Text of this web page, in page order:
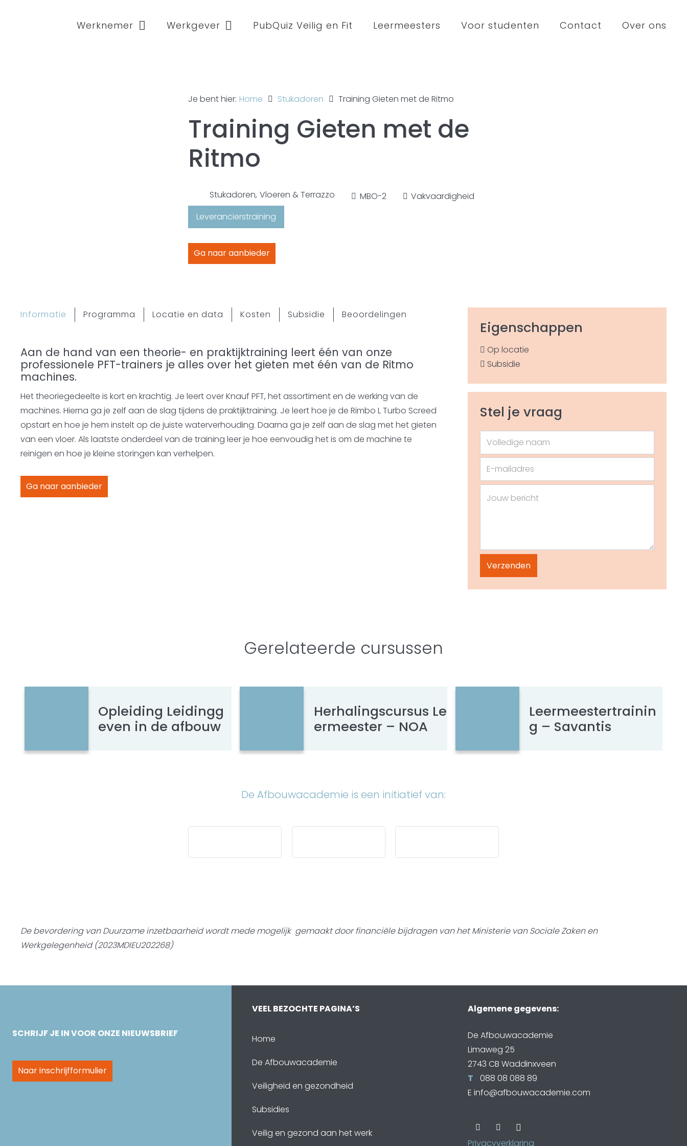
Werknemer Werkgever PubQuiz Veilig en Fit Leermeesters Voor studenten Contact Over ons
Je bent hier: Home Stukadoren Training Gieten met de Ritmo
Training Gieten met de
Ritmo
Stukadoren, Vloeren & Terrazzo MBO-2
Vakvaardigheid
Leverancierstraining
Ga naar aanbieder
Informatie Programma Locatie en data Kosten Subsidie Beoordelingen
Aan de hand van een theorie- en praktijktraining leert één van onze
professionele PFT-trainers je alles over het gieten met één van de Ritmo
machines.
Het theoriegedeelte is kort en krachtig. Je leert over Knauf PFT, het assortiment en de werking van de
machines. Hierna ga je zelf aan de slag tijdens de praktijktraining. Je leert hoe je de Rimbo L Turbo Screed
opstart en hoe je hem instelt op de juiste waterverhouding. Daarna ga je zelf aan de slag met het gieten
van een vloer. Als laatste onderdeel van de training leer je hoe eenvoudig het is om de machine te
reinigen en hoe je kleine storingen kan verhelpen.
Ga naar aanbieder
Eigenschappen
Op locatie
Subsidie
Stel je vraag
Gerelateerde cursussen
Opleiding Leidingg
even in de afbouw
Herhalingscursus Le
ermeester – NOA
Leermeestertrainin
g – Savantis
De Afbouwacademie is een initiatief van:
De bevordering van Duurzame inzetbaarheid wordt mede mogelijk gemaakt doorfinanciële bijdragen van het Ministerie van Sociale Zaken en
Werkgelegenheid (2023MDIEU202268)
SCHRIJF JE IN VOOR ONZE NIEUWSBRIEF
Naar inschrijfformulier
VEEL BEZOCHTE PAGINA’S
Home
De Afbouwacademie
Veiligheid en gezondheid
Subsidies
Veilig en gezond aan het werk
Algemene gegevens:
De Afbouwacademie
Limaweg 25
2743 CB Waddinxveen
T
088 08 088 89
E info@afbouwacademie.com
Privacyverklaring